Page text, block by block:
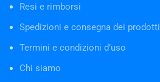
Resi e rimborsi
Spedizioni e consegna dei prodotti
Termini e condizioni d’uso
Chi siamo